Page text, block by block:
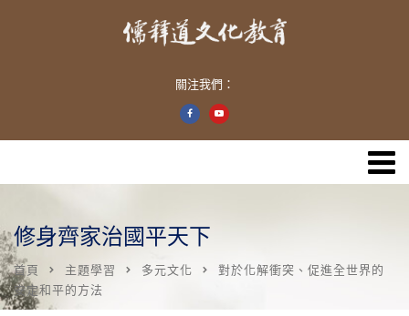
關注我們：
修身齊家治國平天下
首頁 主題學習 多元文化
對於化解衝突、促進全世界的
安定和平的方法